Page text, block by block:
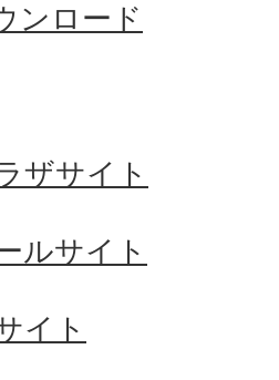
ンロード
ザサイト
ルサイト
イト